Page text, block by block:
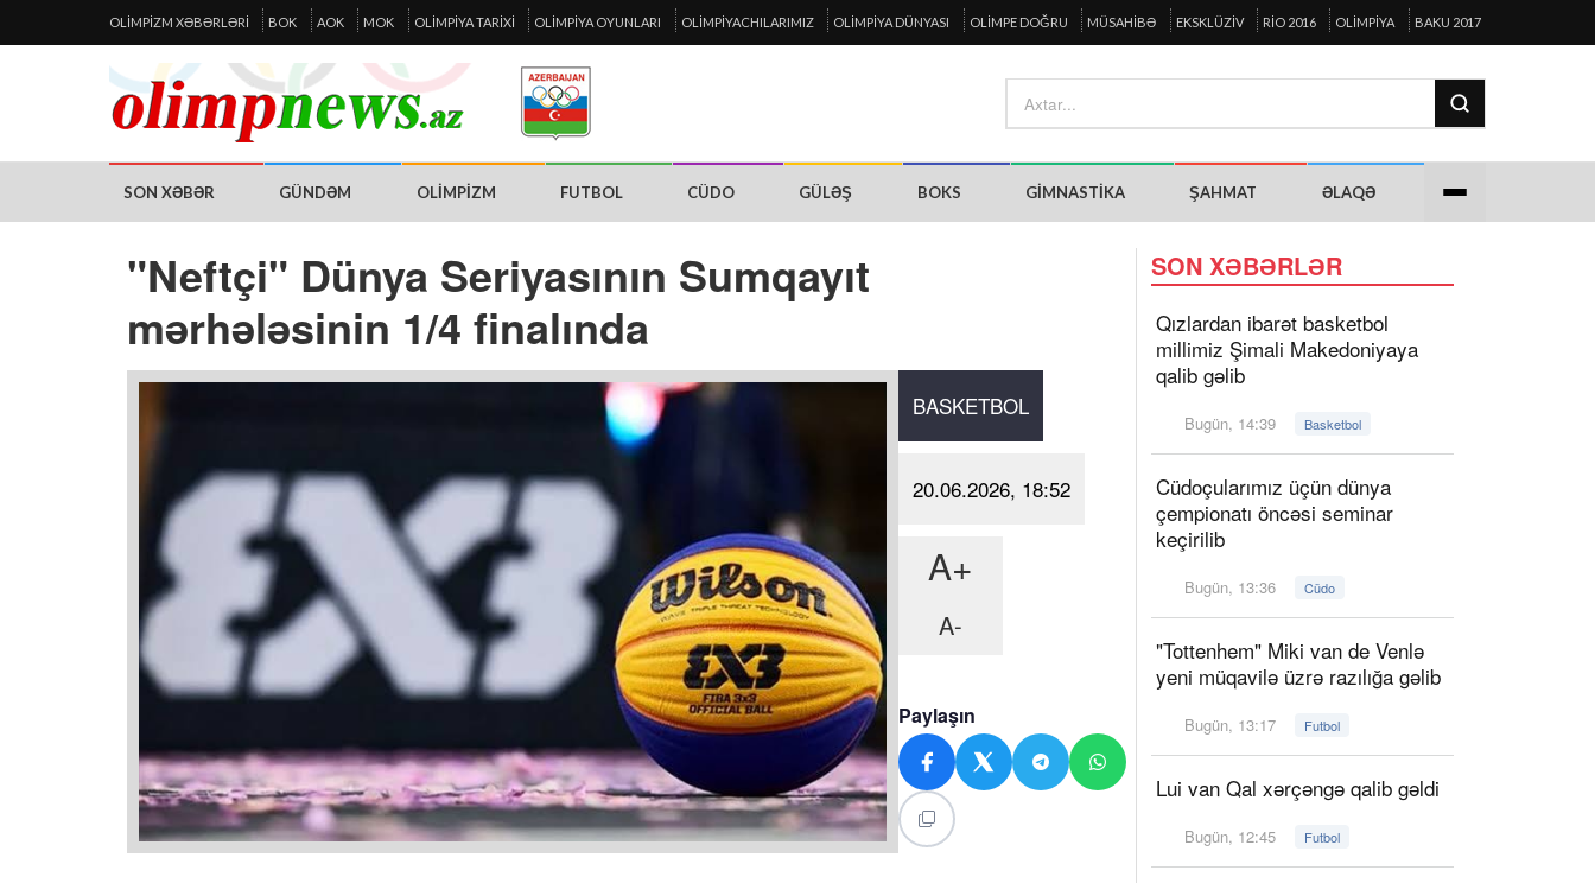
OLIMPIZM XƏBƏRLƏRI BOK AOK MOK OLIMPIYA TARIXI OLIMPIYA OYUNLARI OLIMPIYACHILARIMIZ OLIMPIYA DÜNYASI OLIMPE DOĞRU MÜSAHIBƏ EKSKLÜZIV RIO 2016 OLIMPIYA BAKU 2017
SON XƏBƏR GÜNDƏM OLIMPIZM FUTBOL CÜDO GÜLƏŞ BOKS GIMNASTIKA ŞAHMAT ƏLAQƏ
"Neftçi" Dünya Seriyasının Sumqayıt
mərhələsinin 1/4 finalında
BASKETBOL
20.06.2026, 18:52
A+
A-
Paylaşın
SON XƏBƏRLƏR
Qızlardan ibarət basketbol
millimiz Şimali Makedoniyaya
qalib gəlib
Bugün, 14:39 Basketbol
Cüdoçularımız üçün dünya
çempionatı öncəsi seminar
keçirilib
Bugün, 13:36 Cüdo
"Tottenhem" Miki van de Venlə
yeni müqavilə üzrə razılığa gəlib
Bugün, 13:17 Futbol
Lui van Qal xərçəngə qalib gəldi
Bugün, 12:45 Futbol